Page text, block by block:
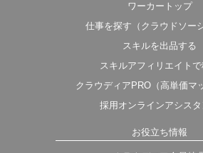
ワーカートップ
仕事を探す（クラウドソー
スキルを出品する
スキルアフィリエイトで
クラウディアPRO（高単価マ
採用オンラインアシスタ
お役立ち情報